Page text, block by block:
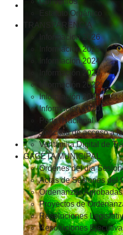
Estatuto Orgánico
TRANSPARENCIA
Informacion 2026
Informacion 2025
Informacion 2024
Información 2023
Información 2022
Información 2021
Información 2020
Portal Nacional
Solicitud de acceso a
Ventanilla Digital de
GACETA MUNICIPAL
Ordenes del día
Actas de Sesiones del
Ordenanzas Aprobadas
Proyectos de
Resoluciones
Resoluciones